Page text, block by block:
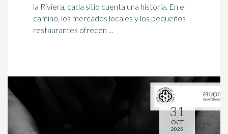
la Riviera, cada sitio cuenta una historia. En el
camino, los mercados locales y los pequeños
restaurantes ofrecen ...
31
OCT
2025